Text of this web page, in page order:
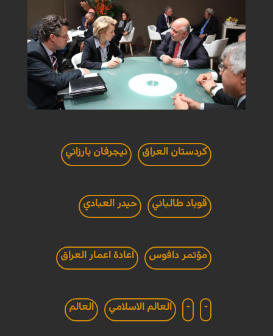
كردستان العراق نيجرفان بارزاني
قوباد طالباني حيدر العبادي
مؤتمر دافوس اعادة اعمار العراق
-
- العالم الاسلامي العالم